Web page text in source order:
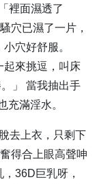
裡面濕透了
穴已濕了一片，
穴好舒服。
來挑逗，叫床
」 當我抽出手
充滿淫水。
去上衣，只剩下
得合上眼高聲呻
36D巨乳呀，